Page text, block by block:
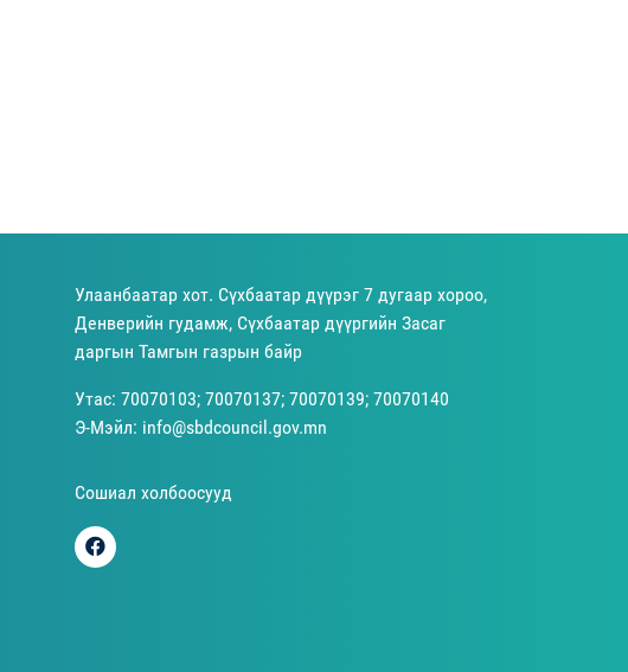
Улаанбаатар хот. Сүхбаатар дүүрэг 7 дугаар хороо,
Денверийн гудамж, Сүхбаатар дүүргийн Засаг
даргын Тамгын газрын байр
Утас: 70070103; 70070137; 70070139; 70070140
Э-Мэйл: info@sbdcouncil.gov.mn
Сошиал холбоосууд